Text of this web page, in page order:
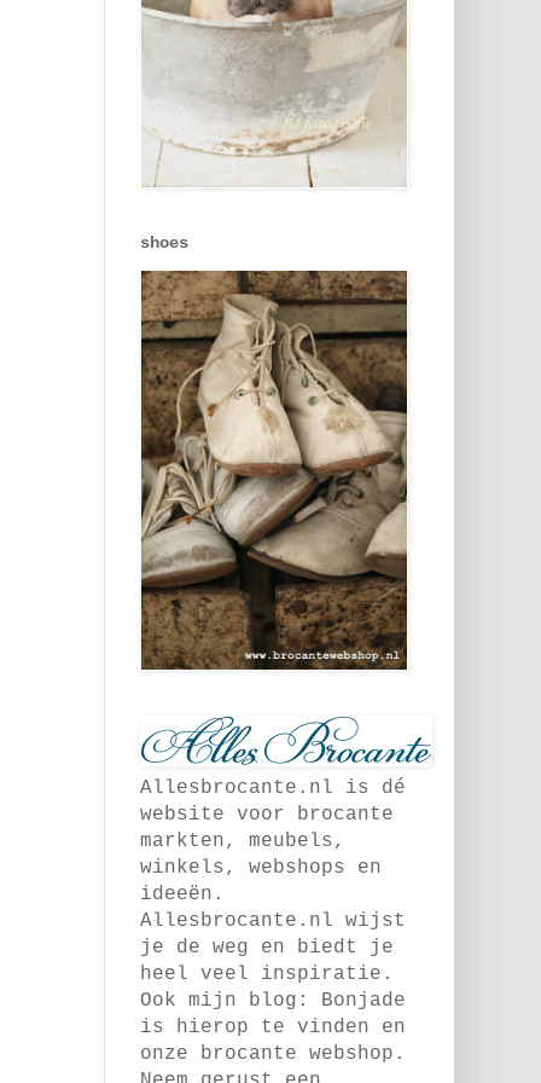
shoes
Allesbrocante.nl is dé
website voor brocante
markten, meubels,
winkels, webshops en
ideeën.
Allesbrocante.nl wijst
je de weg en biedt je
heel veel inspiratie.
Ook mijn blog: Bonjade
is hierop te vinden en
onze brocante webshop.